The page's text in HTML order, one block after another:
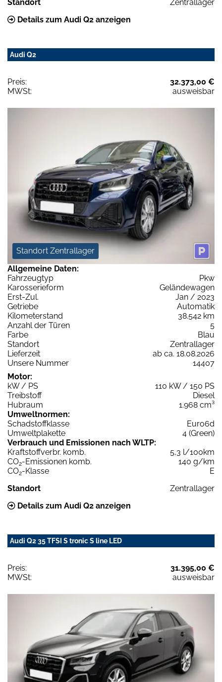
Standort
Zentrallager
Details zum Audi Q2 anzeigen
Audi Q2
Preis:
32.373,00 €
MWSt:
ausweisbar
Standort Zentrallager
Allgemeine Daten:
Fahrzeugtyp
Pkw
Karosserieform
Geländewagen
Erst-Zul.
Jan / 2023
Getriebe
Automatik
Kilometerstand
38.542 km
Anzahl der Türen
5
Farbe
Blau
Standort
Zentrallager
Lieferzeit
ab ca. 18.08.2026
Unsere Nummer
14407
Motor:
kW / PS
110 kW / 150 PS
Treibstoff
Diesel
Hubraum
1.968 cm³
Umweltnormen:
Schadstoffklasse
Euro6d
Umweltplakette
4 (Green)
Verbrauch und Emissionen nach WLTP:
Kraftstoffverbr. komb.
5,3 l/100km
CO2-Emissionen komb.
140 g/km
CO2-Klasse
E
Standort
Zentrallager
Details zum Audi Q2 anzeigen
Audi Q2 35 TFSI S tronic S line LED
Preis:
31.395,00 €
MWSt:
ausweisbar